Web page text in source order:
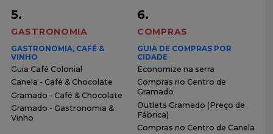
5.
GASTRONOMIA
GASTRONOMIA, CAFÉ &
VINHO
Guia Café Colonial
Canela - Café & Chocolate
Gramado - Café & Chocolate
Gramado - Gastronomia &
Vinho
6.
COMPRAS
GUIA DE COMPRAS POR
CIDADE
Economize na serra
Compras no Centro de
Gramado
Outlets Gramado (Preço de
Fábrica)
Compras no Centro de Canela